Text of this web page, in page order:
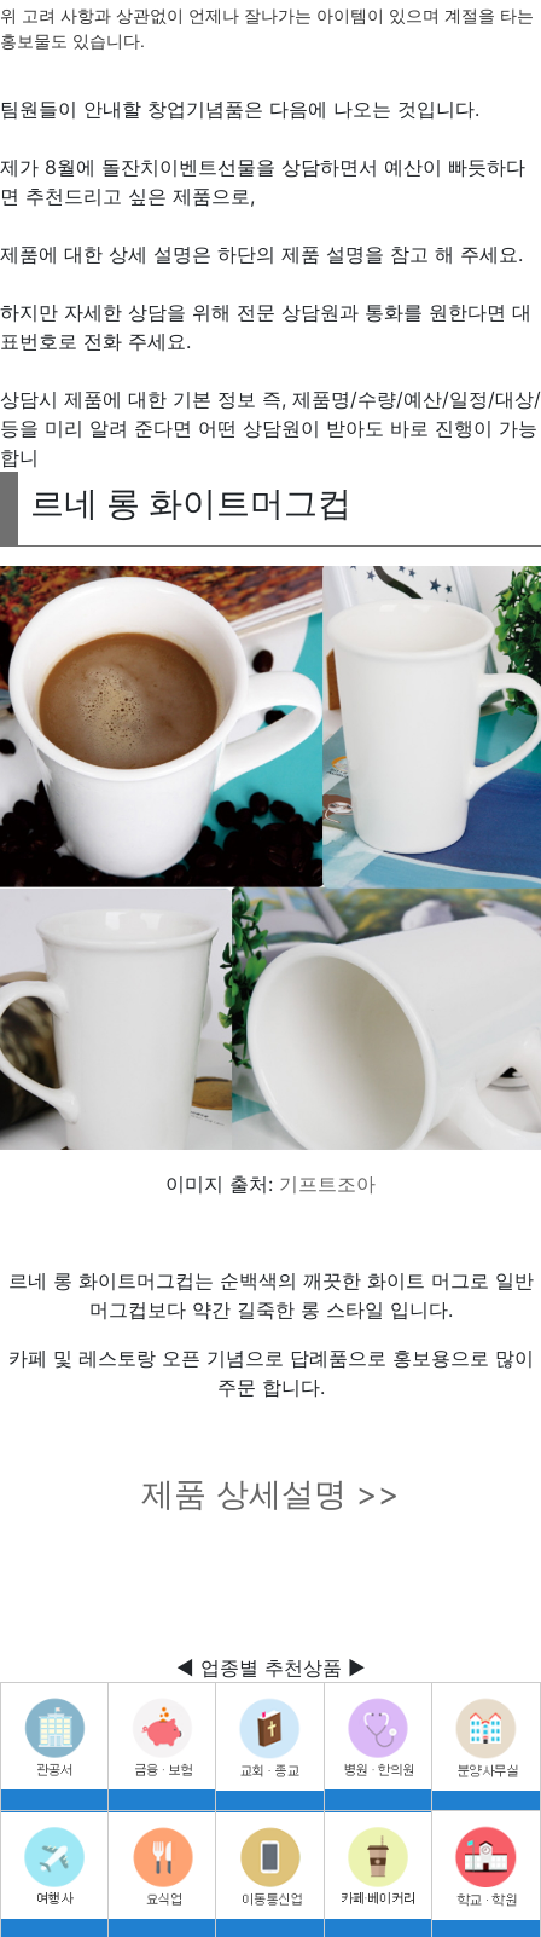
위 고려 사항과 상관없이 언제나 잘나가는 아이템이 있으며 계절을 타는
홍보물도 있습니다.
팀원들이 안내할 창업기념품은 다음에 나오는 것입니다.
제가 8월에 돌잔치이벤트선물을 상담하면서 예산이 빠듯하다
면 추천드리고 싶은 제품으로,
제품에 대한 상세 설명은 하단의 제품 설명을 참고 해 주세요.
하지만 자세한 상담을 위해 전문 상담원과 통화를 원한다면 대
표번호로 전화 주세요.
상담시 제품에 대한 기본 정보 즉, 제품명/수량/예산/일정/대상/
등을 미리 알려 준다면 어떤 상담원이 받아도 바로 진행이 가능
합니
르네 롱 화이트머그컵
이미지 출처: 기프트조아
르네 롱 화이트머그컵는 순백색의 깨끗한 화이트 머그로 일반
머그컵보다 약간 길죽한 롱 스타일 입니다.
카페 및 레스토랑 오픈 기념으로 답례품으로 홍보용으로 많이
주문 합니다.
제품 상세설명 >>
◀ 업종별 추천상품 ▶